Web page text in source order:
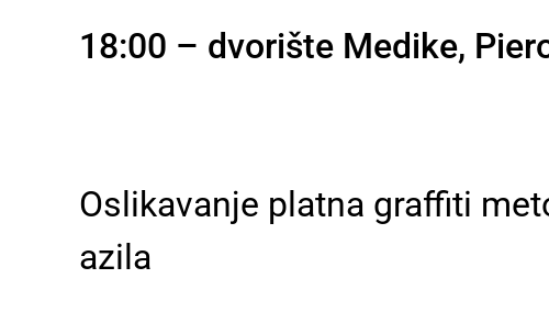
18:00 – dvorište Medike,
Oslikavanje platna graffiti
azila